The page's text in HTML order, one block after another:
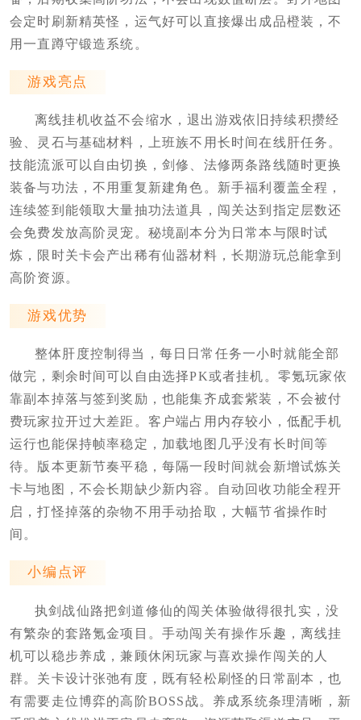
会定时刷新精英怪，运气好可以直接爆出成品橙装，不
用一直蹲守锻造系统。
游戏亮点
离线挂机收益不会缩水，退出游戏依旧持续积攒经
验、灵石与基础材料，上班族不用长时间在线肝任务。
技能流派可以自由切换，剑修、法修两条路线随时更换
装备与功法，不用重复新建角色。新手福利覆盖全程，
连续签到能领取大量抽功法道具，闯关达到指定层数还
会免费发放高阶灵宠。秘境副本分为日常本与限时试
炼，限时关卡会产出稀有仙器材料，长期游玩总能拿到
高阶资源。
游戏优势
整体肝度控制得当，每日日常任务一小时就能全部
做完，剩余时间可以自由选择PK或者挂机。零氪玩家依
靠副本掉落与签到奖励，也能集齐成套紫装，不会被付
费玩家拉开过大差距。客户端占用内存较小，低配手机
运行也能保持帧率稳定，加载地图几乎没有长时间等
待。版本更新节奏平稳，每隔一段时间就会新增试炼关
卡与地图，不会长期缺少新内容。自动回收功能全程开
启，打怪掉落的杂物不用手动拾取，大幅节省操作时
间。
小编点评
执剑战仙路把剑道修仙的闯关体验做得很扎实，没
有繁杂的套路氪金项目。手动闯关有操作乐趣，离线挂
机可以稳步养成，兼顾休闲玩家与喜欢操作闯关的人
群。关卡设计张弛有度，既有轻松刷怪的日常副本，也
有需要走位博弈的高阶BOSS战。养成系统条理清晰，新